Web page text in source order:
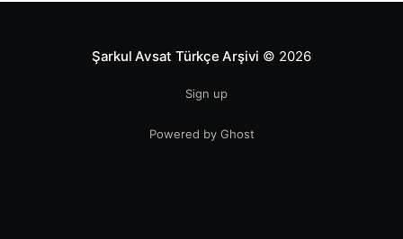
Şarkul Avsat Türkçe Arşivi © 2026
Sign up
Powered by Ghost